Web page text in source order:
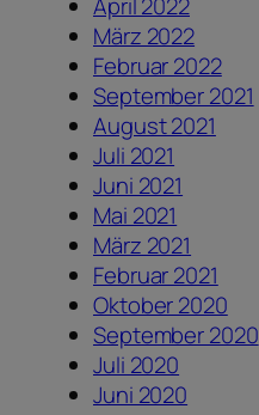
März 2022
Februar 2022
September 2021
August 2021
Juli 2021
Juni 2021
Mai 2021
März 2021
Februar 2021
Oktober 2020
September 2020
Juli 2020
Juni 2020